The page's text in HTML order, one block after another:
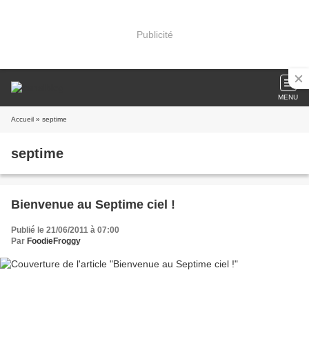
Publicité
MENU
Accueil » septime
septime
Bienvenue au Septime ciel !
Publié le 21/06/2011 à 07:00
Par FoodieFroggy